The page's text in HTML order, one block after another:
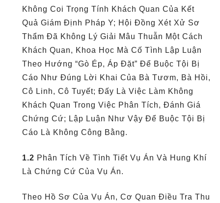
Không Coi Trọng Tính Khách Quan Của Kết
Quả Giám Định Pháp Y; Hội Đồng Xét Xử Sơ
Thẩm Đã Không Lý Giải Mâu Thuẫn Một Cách
Khách Quan, Khoa Học Mà Cố Tình Lập Luận
Theo Hướng “gò Ép, Áp Đặt” Để Buộc Tội Bị
Cáo Như Đúng Lời Khai Của Bà Tươm, Bà Hồi,
Cô Linh, Cô Tuyết; Đấy Là Việc Làm Không
Khách Quan Trong Việc Phân Tích, Đánh Giá
Chứng Cứ; Lập Luận Như Vậy Để Buộc Tội Bị
Cáo Là Không Công Bằng.
1.2 Phân Tích Về Tình Tiết Vụ Án Và Hung Khí
Là Chứng Cứ Của Vụ Án.
Theo Hồ Sơ Của Vụ Án, Cơ Quan Điều Tra Thu